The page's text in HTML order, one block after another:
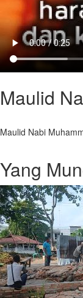
Maulid
Maulid Nabi
Yang